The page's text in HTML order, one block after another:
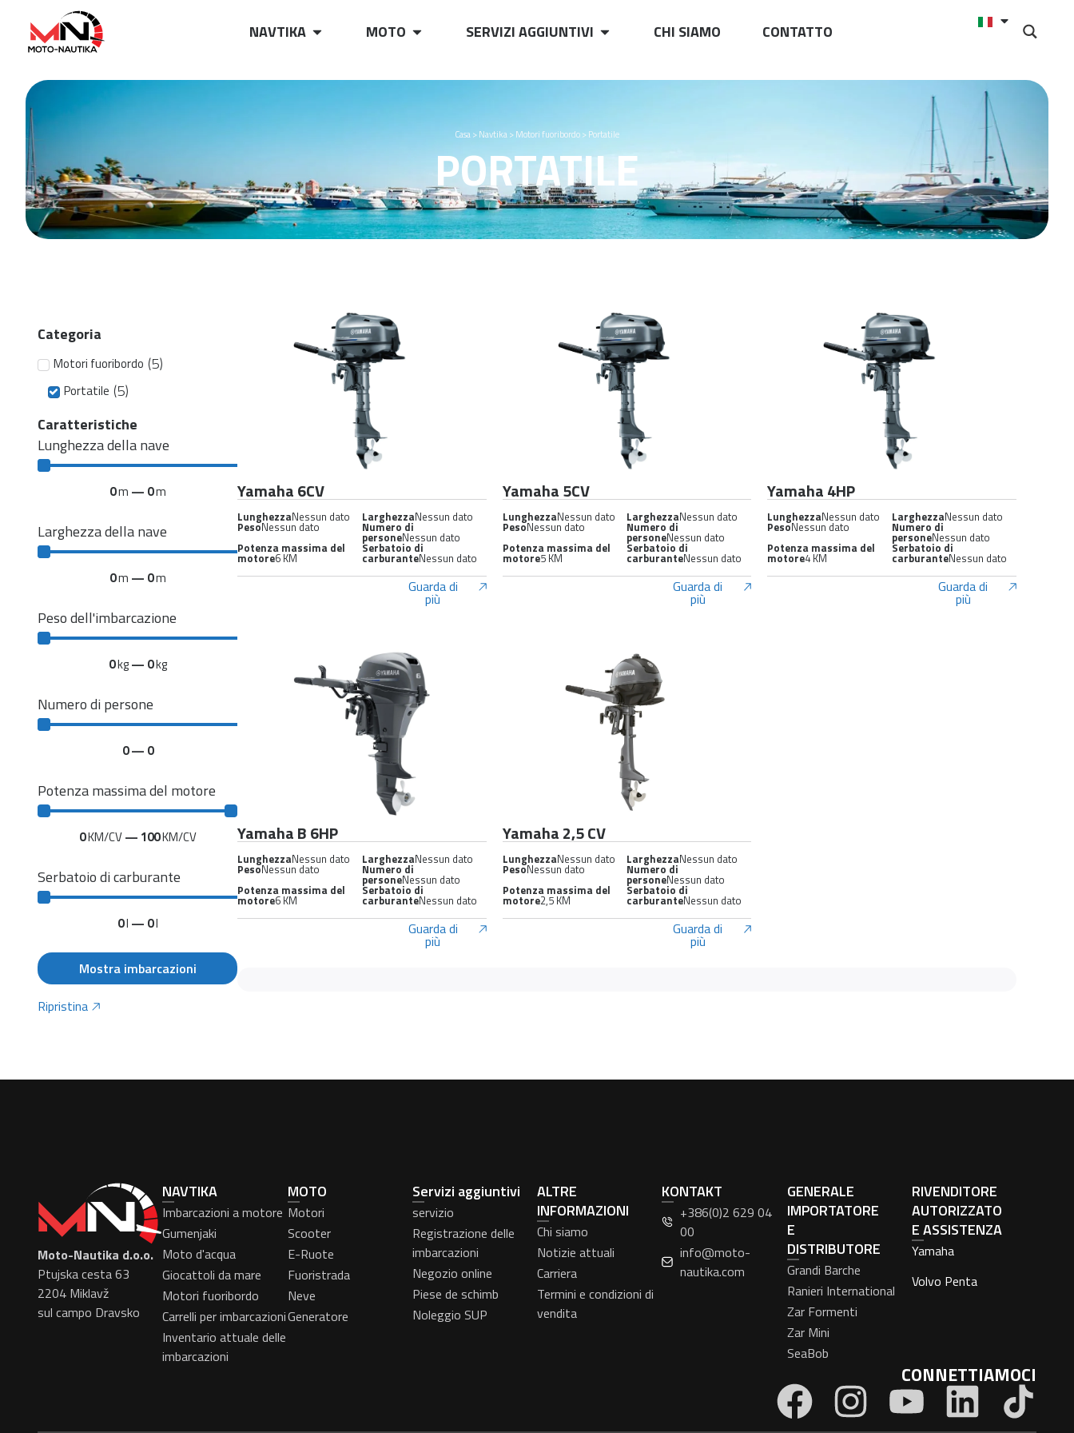
NAVTIKA MOTO SERVIZI AGGIUNTIVI CHI SIAMO CONTATTO
Casa>Navtika>Motori fuoribordo>Portatile
PORTATILE
Categoria
Motori fuoribordo (5)
Portatile (5)
Caratteristiche
Lunghezza della nave
0m — 0m
Larghezza della nave
0m — 0m
Peso dell'imbarcazione
0kg— 0kg
Numero di persone
0— 0
Potenza massima del motore
0KM/CV— 100KM/CV
Serbatoio di carburante
0l — 0l
Mostra imbarcazioni
Ripristina
Yamaha 6CV
LunghezzaNessun dato LarghezzaNessun dato
PesoNessun dato Numero di
personeNessun dato
Potenza massima del
motore6 KM
Serbatoio di
carburanteNessun dato
Guarda di
più
Yamaha 5CV
LunghezzaNessun dato LarghezzaNessun dato
PesoNessun dato Numero di
personeNessun dato
Potenza massima del
motore5 KM
Serbatoio di
carburanteNessun dato
Guarda di
più
Yamaha 4HP
LunghezzaNessun dato LarghezzaNessun dato
PesoNessun dato Numero di
personeNessun dato
Potenza massima del
motore4 KM
Serbatoio di
carburanteNessun dato
Guarda di
più
Yamaha B 6HP
LunghezzaNessun dato LarghezzaNessun dato
PesoNessun dato Numero di
personeNessun dato
Potenza massima del
motore6 KM
Serbatoio di
carburanteNessun dato
Guarda di
più
Yamaha 2,5 CV
LunghezzaNessun dato LarghezzaNessun dato
PesoNessun dato Numero di
personeNessun dato
Potenza massima del
motore2,5 KM
Serbatoio di
carburanteNessun dato
Guarda di
più
Moto-Nautika d.o.o.
Ptujska cesta 63
2204 Miklavž
sul campo Dravsko
NAVTIKA
Imbarcazioni a motore
Gumenjaki
Moto d'acqua
Giocattoli da mare
Motori fuoribordo
Carrelli per imbarcazioni
Inventario attuale delle
imbarcazioni
MOTO
Motori
Scooter
E-Ruote
Fuoristrada
Neve
Generatore
Servizi aggiuntivi
servizio
Registrazione delle
imbarcazioni
Negozio online
Piese de schimb
Noleggio SUP
ALTRE
INFORMAZIONI
Chi siamo
Notizie attuali
Carriera
Termini e condizioni di
vendita
KONTAKT
+386(0)2 629 04
00
info@moto-
nautika.com
GENERALE
IMPORTATORE
E
DISTRIBUTORE
Grandi Barche
Ranieri International
Zar Formenti
Zar Mini
SeaBob
RIVENDITORE
AUTORIZZATO
E ASSISTENZA
Yamaha
Volvo Penta
CONNETTIAMOCI